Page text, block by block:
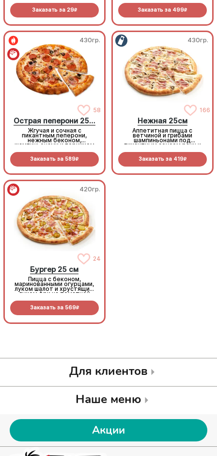
Заказать за 29R Заказать за 499R
430гр.
58
Острая пеперони 25cм
Жгучая и сочная с
пикантным пеперони,
нежным беконом,
шампиньонами и перчиком
Заказать за 589R
430гр.
166
Нежная 25см
Аппетитная пицца с
ветчиной и грибами
шампиньонами под
пикантным соусом ранч и
Заказать за 419R
420гр.
24
Бургер 25 см
Пицца с беконом,
маринованными огурцами,
луком шалот и хрустящим
луком фри на томатной
Заказать за 569R
Для клиентов
Наше меню
Акции